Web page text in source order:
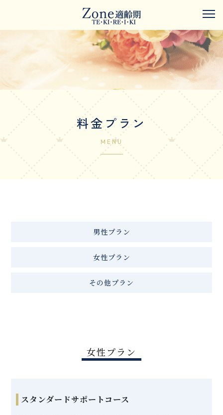
料金プラン
MENU
男性プラン
女性プラン
その他プラン
女性プラン
スタンダードサポートコース